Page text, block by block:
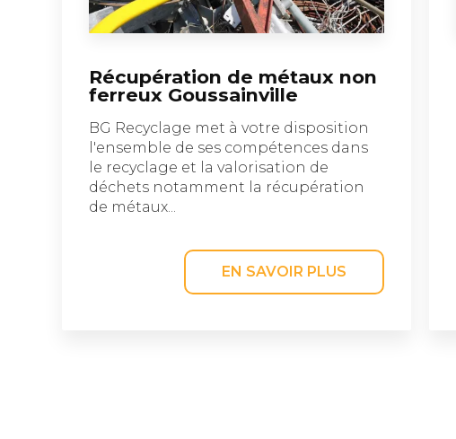
Récupération de métaux non
ferreux Goussainville
BG Recyclage met à votre disposition
l'ensemble de ses compétences dans
le recyclage et la valorisation de
déchets notamment la récupération
de métaux...
EN SAVOIR PLUS